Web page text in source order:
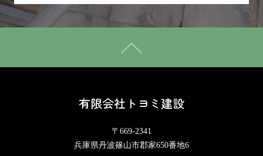
有限会社トヨミ建設
〒669-2341
兵庫県丹波篠山市郡家650番地6